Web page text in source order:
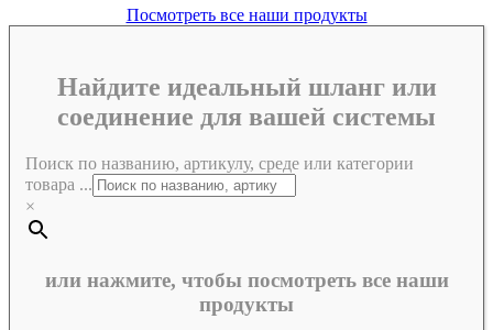
Посмотреть все наши продукты
Найдите идеальный шланг или
соединение для вашей системы
Поиск по названию, артикулу, среде или категории
товара ...
×
или нажмите, чтобы посмотреть все наши
продукты